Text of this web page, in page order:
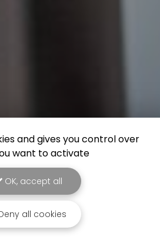
and gives you control over
want to activate
OK, accept all
all cookies